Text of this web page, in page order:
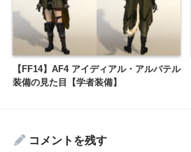
【FF14】AF4 アイディアル・アルバテル
装備の見た目【学者装備】
コメントを残す